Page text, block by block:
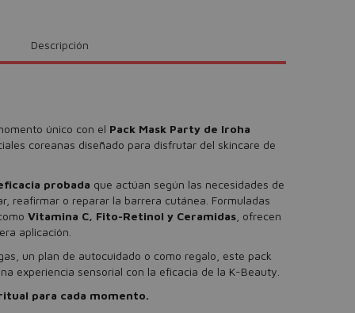
Descripción
único con el Pack Mask Party de Iroha
coreanas diseñado para disfrutar del skincare de
probada que actúan según las necesidades de
reafirmar o reparar la barrera cutánea. Formuladas
Vitamina C, Fito-Retinol y Ceramidas , ofrecen
aplicación.
un plan de autocuidado o como regalo, este pack
experiencia sensorial con la eficacia de la K-Beauty.
para cada momento.